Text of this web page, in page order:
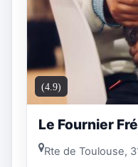
(4.9)
Le Fournier
Rte de Toulouse,